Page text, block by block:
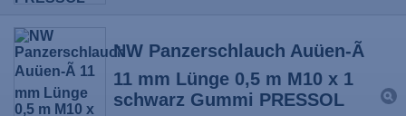
NW Panzerschlauch Auüen-Ã
11 mm Lünge 0,5 m M10 x 1
schwarz Gummi PRESSOL